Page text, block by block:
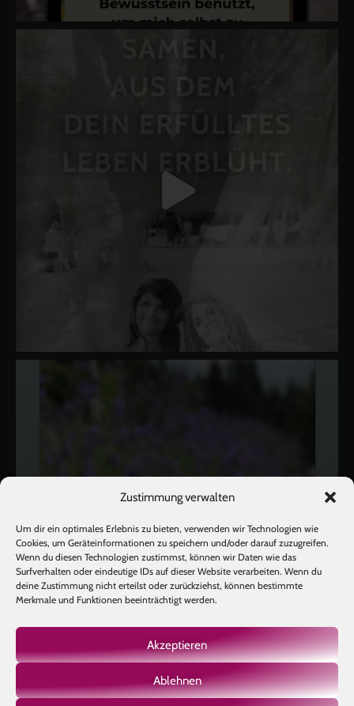
Zustimmung verwalten
Um dir ein optimales Erlebnis zu bieten, verwenden wir Technologien wie
Cookies, um Geräteinformationen zu speichern und/oder darauf zuzugreifen.
Wenn du diesen Technologien zustimmst, können wir Daten wie das
Surfverhalten oder eindeutige IDs auf dieser Website verarbeiten. Wenn du
deine Zustimmung nicht erteilst oder zurückziehst, können bestimmte
Merkmale und Funktionen beeinträchtigt werden.
Akzeptieren
Ablehnen